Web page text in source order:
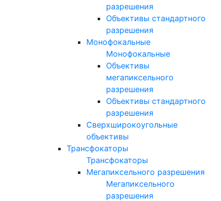
разрешения
Объективы стандартного
разрешения
Монофокальные
Монофокальные
Объективы
мегапиксельного
разрешения
Объективы стандартного
разрешения
Сверхширокоугольные
объективы
Трансфокаторы
Трансфокаторы
Мегапиксельного разрешения
Мегапиксельного
разрешения